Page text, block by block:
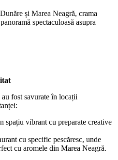
și Marea Neagră, crama
spectaculoasă asupra
au fost savurate în locații
spațiu vibrant cu preparate creative
cu specific pescăresc, unde
cu aromele din Marea Neagră.